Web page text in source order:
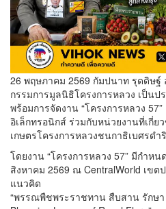
26 พฤษภาคม 2569 กัมปนาท รุดดิษ
กรรมการมูลนิธิโครงการหลวง เป็น
พร้อมการจัดงาน “โครงการหลวง
อิเล็กทรอนิกส์ ร่วมกับหน่วยงานที่เกี่
เกษตรโครงการหลวงชนกาธิเบศรดำ
โดยงาน “โครงการหลวง 57” มีกำห
สิงหาคม 2569 ณ CentralWorld เข
แนวคิด
“พรรณพืชพระราชทาน สืบสาน รักษา